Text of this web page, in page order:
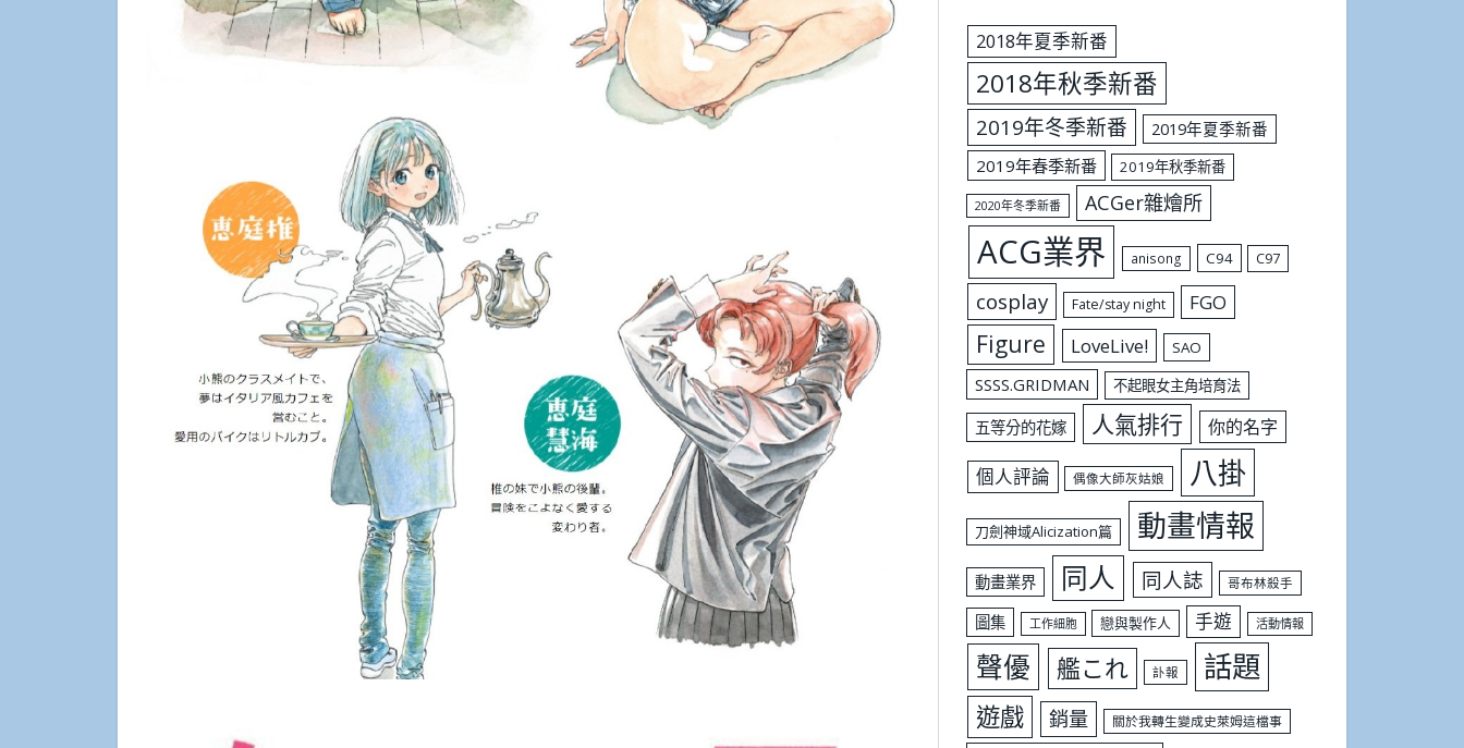
2018年夏季新番
2018年秋季新番
2019年冬季新番
2019年夏季新番
2019年春季新番
2019年秋季新番
2020年冬季新番 ACGer雜燴所
ACG業界 anisong C94 C97
cosplay Fate/stay night FGO
Figure LoveLive! SAO
SSSS.GRIDMAN 不起眼女主角培育法
五等分的花嫁 人氣排行 你的名字
個人評論 偶像大師灰姑娘 八掛
刀劍神域Alicization篇 動畫情報
動畫業界 同人 同人誌 哥布林殺手
圖集 工作細胞 戀與製作人 手遊 活動情報
聲優 艦これ 訃報 話題
遊戲 銷量 關於我轉生變成史萊姆這檔事